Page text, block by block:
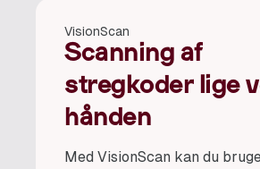
VisionScan
Scanning af
stregkoder lige
hånden
Med VisionScan kan du